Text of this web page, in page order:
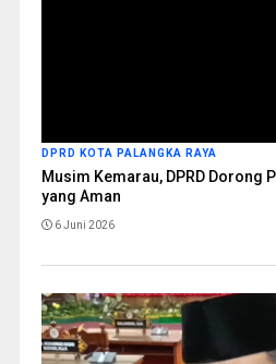
DPRD KOTA PALANGKA RAYA
Musim Kemarau, DPRD Dorong
yang Aman
6 Juni 2026